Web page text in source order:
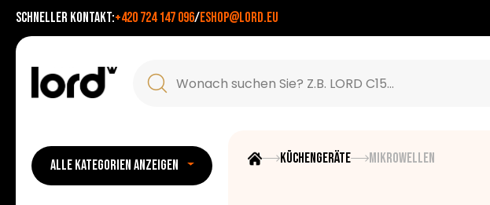
Schneller Kontakt:+420 724 147 096/eshop@lord.eu
ALLE KATEGORIEN ANZEIGEN Küchengeräte Mikrowellen